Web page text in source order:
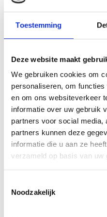
Toestemming
Deze website maakt
We gebruiken cookies om
personaliseren, om
en om ons websiteverkeer
informatie over uw gebruik
partners voor social media,
partners kunnen deze
informatie die u aan ze
verzameld op basis van
Noodzakelijk
[aanvullen met
waarom het
onderliggende
verwachte gevolgen
Hoe lang we
Onze Frietwagen
persoonsgegevens
nodig is om de
waarvoor uw
verzameld. Wij
bewaartermijnen